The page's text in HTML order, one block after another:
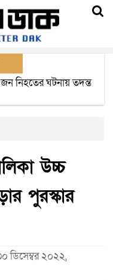
পাচ্ছে ৫ লাখ টাকা করে
উচ্চ
পুরস্কার
ডিসেম্বর ২০২২,